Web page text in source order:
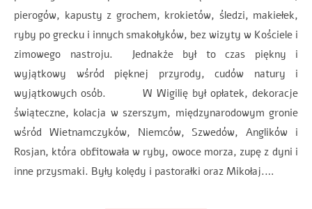
pierogów, kapusty z grochem, krokietów, śledzi, makiełek,
ryby po grecku i innych smakołyków, bez wizyty w Kościele i
zimowego nastroju. Jednakże był to czas piękny i
wyjątkowy wśród pięknej przyrody, cudów natury i
wyjątkowych osób. W Wigilię był opłatek, dekoracje
świąteczne, kolacja w szerszym, międzynarodowym gronie
wśród Wietnamczyków, Niemców, Szwedów, Anglików i
Rosjan, która obfitowała w ryby, owoce morza, zupę z dyni i
inne przysmaki. Były kolędy i pastorałki oraz Mikołaj.…